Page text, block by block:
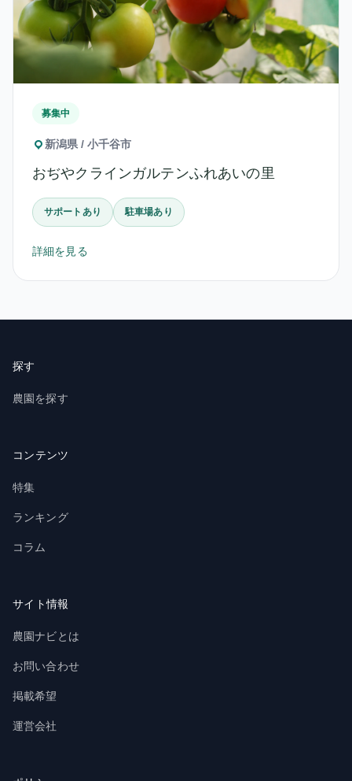
募集中
新潟県 / 小千谷市
おぢやクラインガルテンふれあいの里
サポートあり 駐車場あり
詳細を見る
探す
農園を探す
コンテンツ
特集
ランキング
コラム
サイト情報
農園ナビとは
お問い合わせ
掲載希望
運営会社